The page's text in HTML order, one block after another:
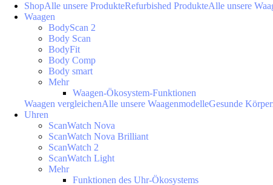
ShopAlle unsere ProdukteRefurbished ProdukteAlle unsere
Waagen
BodyScan 2
Body Scan
BodyFit
Body Comp
Body smart
Mehr
Waagen-Ökosystem-Funktionen
Waagen vergleichenAlle unsere WaagenmodelleGesunde
Uhren
ScanWatch Nova
ScanWatch Nova Brilliant
ScanWatch 2
ScanWatch Light
Mehr
Funktionen des Uhr-Ökosystems